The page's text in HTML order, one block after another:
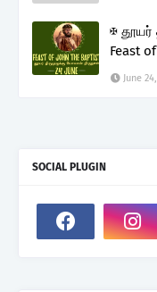
✠ தூயர்
Feast
June
SOCIAL PLUGIN